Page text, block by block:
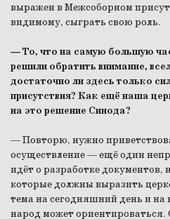
выражен в Межсоборном
видимому, сыграть свою роль.
— То, что на самую большую
решили обратить внимание,
достаточно ли здесь только
присутствия? Как ещё наша
на это решение Синода?
— Повторю, нужно
осуществление — ещё один
идёт о разработке документов,
которые должны выразить
тема на сегодняшний день и на
народ может ориентироваться.